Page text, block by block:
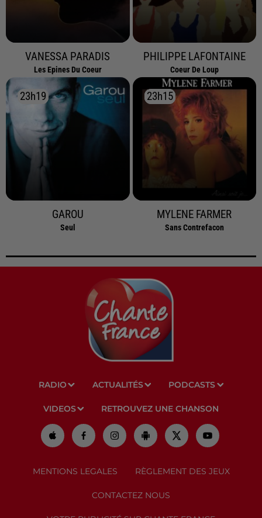
VANESSA PARADIS
Les Epines Du Coeur
PHILIPPE LAFONTAINE
Coeur De Loup
23h19
23h19
GAROU
Seul
23h15
23h15
MYLENE FARMER
Sans Contrefacon
RADIO ACTUALITÉS PODCASTS
VIDEOS RETROUVEZ UNE CHANSON
MENTIONS LEGALES RÈGLEMENT DES JEUX
CONTACTEZ NOUS